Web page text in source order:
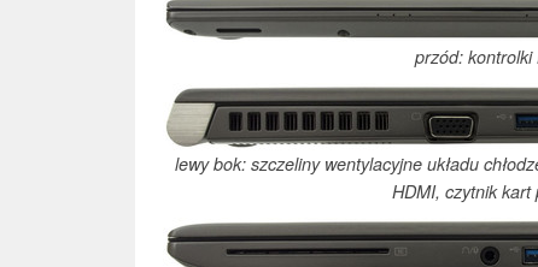
przód: kontrolki
lewy bok: szczeliny wentylacyjne układu
HDMI, czytnik kart